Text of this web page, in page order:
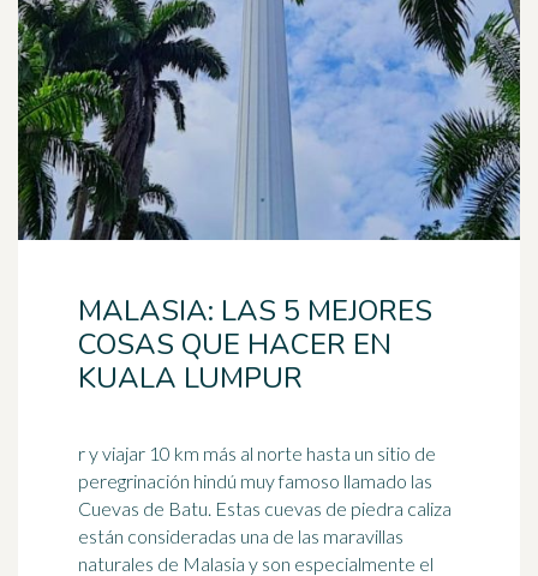
MALASIA: LAS 5 MEJORES
COSAS QUE HACER EN
KUALA LUMPUR
r y viajar 10 km más al norte hasta un sitio de
peregrinación hindú muy famoso llamado las
Cuevas de Batu. Estas cuevas de piedra caliza
están consideradas una de las maravillas
naturales de Malasia y son especialmente el